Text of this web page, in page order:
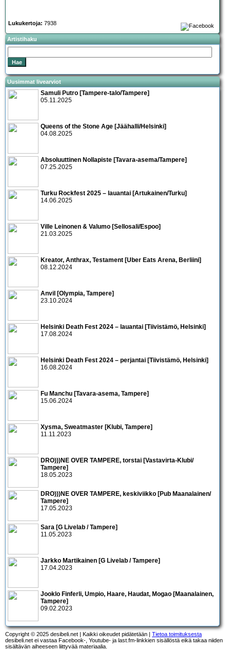
Lukukertoja: 7938
Artistihaku
Uusimmat livearviot
Samuli Putro [Tampere-talo/Tampere]
05.11.2025
Queens of the Stone Age [Jäähalli/Helsinki]
04.08.2025
Absoluuttinen Nollapiste [Tavara-asema/Tampere]
07.25.2025
Turku Rockfest 2025 – lauantai [Artukainen/Turku]
14.06.2025
Ville Leinonen & Valumo [Sellosali/Espoo]
21.03.2025
Kreator, Anthrax, Testament [Uber Eats Arena, Berliini]
08.12.2024
Anvil [Olympia, Tampere]
23.10.2024
Helsinki Death Fest 2024 – lauantai [Tiivistämö, Helsinki]
17.08.2024
Helsinki Death Fest 2024 – perjantai [Tiivistämö, Helsinki]
16.08.2024
Fu Manchu [Tavara-asema, Tampere]
15.06.2024
Xysma, Sweatmaster [Klubi, Tampere]
11.11.2023
DRO)))NE OVER TAMPERE, torstai [Vastavirta-Klubi/
Tampere]
18.05.2023
DRO)))NE OVER TAMPERE, keskiviikko [Pub Maanalainen/
Tampere]
17.05.2023
Sara [G Livelab / Tampere]
11.05.2023
Jarkko Martikainen [G Livelab / Tampere]
17.04.2023
Jooklo Finferli, Umpio, Haare, Haudat, Mogao [Maanalainen,
Tampere]
09.02.2023
Copyright © 2025 desibeli.net | Kaikki oikeudet pidätetään | Tietoa toimituksesta
desibeli.net ei vastaa Facebook-, Youtube- ja last.fm-linkkien sisällöstä eikä takaa niiden
sisältävän aiheeseen liittyvää materiaalia.